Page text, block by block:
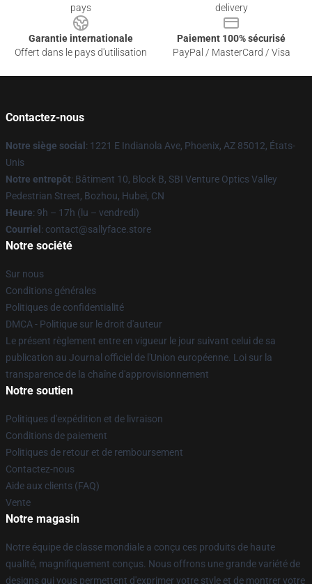
pays
delivery
Garantie internationale
Offert dans le pays d'utilisation
Paiement 100% sécurisé
PayPal / MasterCard / Visa
Contactez-nous
Notre siège social : 1221 E Indianola Ave, Phoenix, AZ 85012, États-
Unis
Notre entrepôt: Bâtiment 10, Block B, SBI Venture Optics Valley
Pedestrian Street, Bozhou, Hubei, CN
Heure: 9h – 17h (lu – vendredi)
Courriel : contact@sallyface.store
Notre société
Sur nous
Conditions générales
Politiques de confidentialité
DMCA - Politique sur le droit d'auteur
Le présent règlement entre en vigueur le jour suivant celui de sa
publication au Journal officiel de l'Union européenne. Loi sur la
transparence de la chaîne d'approvisionnement
Notre soutien
Politiques d'expédition et de livraison
Conditions de paiement
Politiques de retour et de remboursement
Contactez-nous
Aide aux clients (FAQ)
Vente
Notre magasin
Notre équipe de classe mondiale a conçu ces produits de haute
qualité, magnifiquement conçus. Nous offrons une grande variété de
designs qui vous permettent d'exprimer votre style et de montrer votre